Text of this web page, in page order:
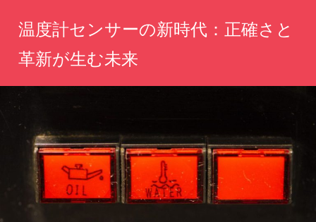
ツ
温度計センサーの新時代：正確さと
革新が生む未来
来
の
計
測